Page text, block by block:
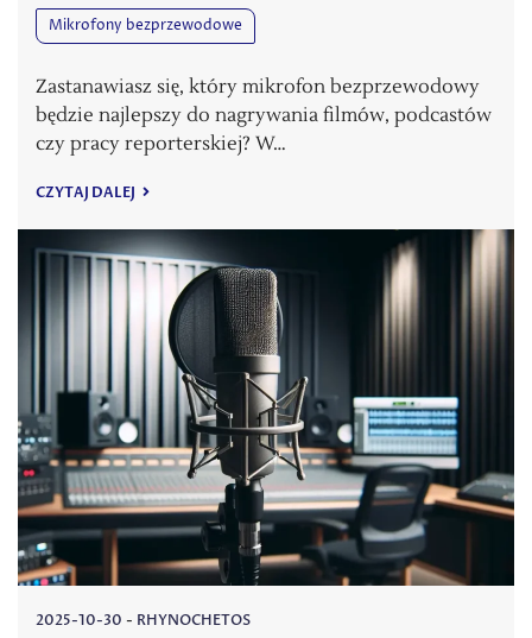
Mikrofony bezprzewodowe
Zastanawiasz się, który mikrofon bezprzewodowy
będzie najlepszy do nagrywania filmów, podcastów
czy pracy reporterskiej? W…
CZYTAJ DALEJ
2025-10-30 - RHYNOCHETOS